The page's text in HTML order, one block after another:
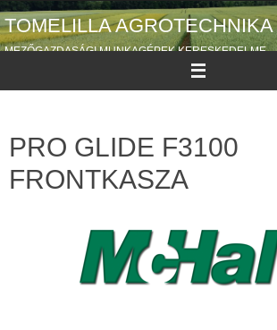
TOMELILLA AGROTECHNIKA
MEZŐGAZDASÁGI MUNKAGÉPEK KERESKEDELME
PRO GLIDE F3100
FRONTKASZA